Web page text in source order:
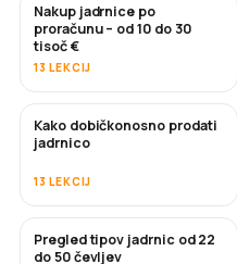
KMALU
Nakup jadrnice po
proračunu – od 10 do 30
tisoč €
13 LEKCIJ
NOVO
Kako dobičkonosno prodati
jadrnico
13 LEKCIJ
KMALU
Pregled tipov jadrnic od 22
do 50 čevljev